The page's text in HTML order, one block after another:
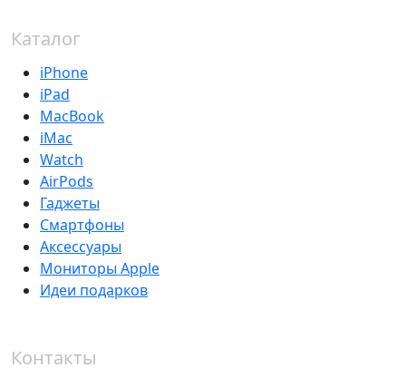
Каталог
iPhone
iPad
MacBook
iMac
Watch
AirPods
Гаджеты
Смартфоны
Аксессуары
Мониторы Apple
Идеи подарков
Контакты